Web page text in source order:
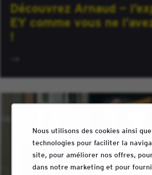
Nous utilisons des cookies ainsi que
technologies pour faciliter la
site, pour améliorer nos offres,
dans notre marketing et pour
Découvrez Arnaud —
EY comme vous ne
!